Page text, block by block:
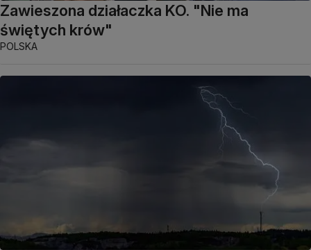
Zawieszona działaczka KO. "Nie ma
świętych krów"
POLSKA